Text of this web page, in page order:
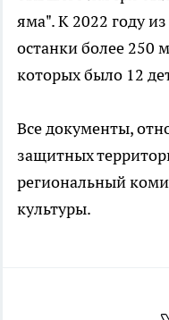
яма". К 2022 году
останки более 250
которых было 12
Все документы,
защитных
региональный
культуры.